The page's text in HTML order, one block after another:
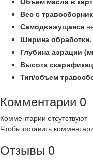
Вес c
Самодвижущаяся
Ширина
Глубина аэрации
Высота
Тип/объем
Комментарии 0
Комментарии отсутствуют
Чтобы оставить
Отзывы 0